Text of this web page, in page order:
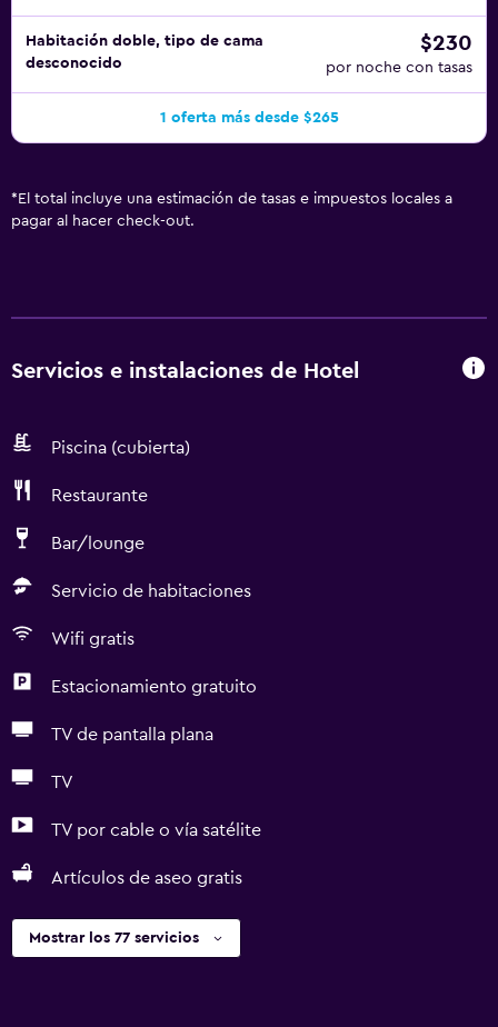
Habitación doble, tipo de cama
desconocido
$230
por noche con tasas
1 oferta más desde $265
* El total incluye una estimación de tasas e impuestos locales a
pagar al hacer check-out.
Servicios e instalaciones de Hotel
Piscina (cubierta)
Restaurante
Bar/lounge
Servicio de habitaciones
Wifi gratis
Estacionamiento gratuito
TV de pantalla plana
TV
TV por cable o vía satélite
Artículos de aseo gratis
Mostrar los 77 servicios